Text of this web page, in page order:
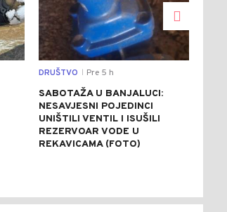
DRUŠTVO Pre 5 h
SABOTAŽA U BANJALUCI:
NESAVJESNI POJEDINCI
UNIŠTILI VENTIL I ISUŠILI
REZERVOAR VODE U
REKAVICAMA (FOTO)